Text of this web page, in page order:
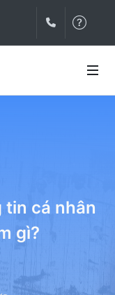
tin cá nhân
gì?